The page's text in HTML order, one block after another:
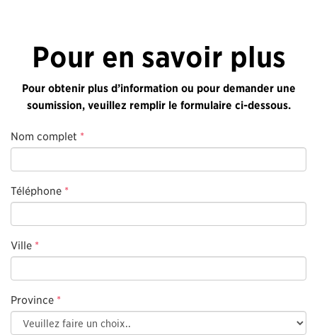
Pour en savoir plus
Pour obtenir plus d’information ou pour demander une
soumission, veuillez remplir le formulaire ci-dessous.
Nom complet *
Téléphone *
Ville *
Province *